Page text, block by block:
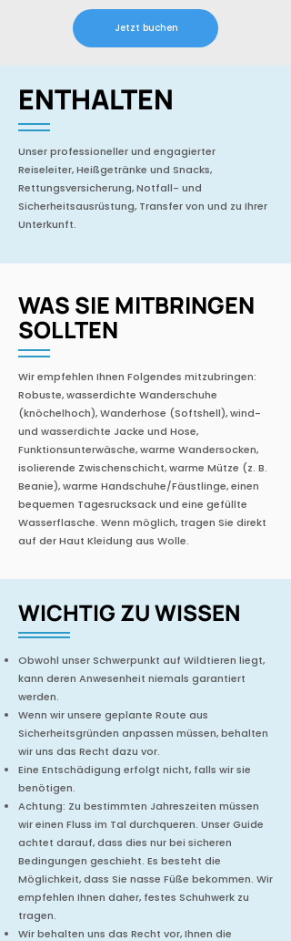
Jetzt buchen
ENTHALTEN
Unser professioneller und engagierter
Reiseleiter, Heißgetränke und Snacks,
Rettungsversicherung, Notfall- und
Sicherheitsausrüstung, Transfer von und zu Ihrer
Unterkunft.
WAS SIE MITBRINGEN
SOLLTEN
Wir empfehlen Ihnen Folgendes mitzubringen:
Robuste, wasserdichte Wanderschuhe
(knöchelhoch), Wanderhose (Softshell), wind-
und wasserdichte Jacke und Hose,
Funktionsunterwäsche, warme Wandersocken,
isolierende Zwischenschicht, warme Mütze (z. B.
Beanie), warme Handschuhe/Fäustlinge, einen
bequemen Tagesrucksack und eine gefüllte
Wasserflasche. Wenn möglich, tragen Sie direkt
auf der Haut Kleidung aus Wolle.
WICHTIG ZU WISSEN
Obwohl unser Schwerpunkt auf Wildtieren liegt,
kann deren Anwesenheit niemals garantiert
werden.
Wenn wir unsere geplante Route aus
Sicherheitsgründen anpassen müssen, behalten
wir uns das Recht dazu vor.
Eine Entschädigung erfolgt nicht, falls wir sie
benötigen.
Achtung: Zu bestimmten Jahreszeiten müssen
wir einen Fluss im Tal durchqueren. Unser Guide
achtet darauf, dass dies nur bei sicheren
Bedingungen geschieht. Es besteht die
Möglichkeit, dass Sie nasse Füße bekommen. Wir
empfehlen Ihnen daher, festes Schuhwerk zu
tragen.
Wir behalten uns das Recht vor, Ihnen die